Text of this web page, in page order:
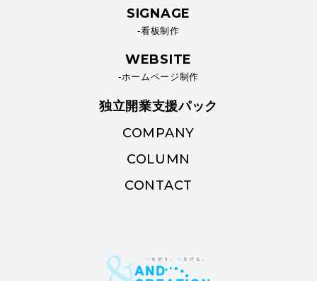
SIGNAGE
-看板制作
WEBSITE
-ホームページ制作
独立開業支援パック
COMPANY
COLUMN
CONTACT